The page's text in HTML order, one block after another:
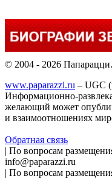
© 2004 - 2026
www.paparazzi.ru – UGC
Информационно-
желающий может
и взаимоотношениях
Обратная связь
| По вопросам
info@paparazzi.ru
| По вопросам